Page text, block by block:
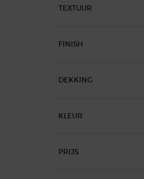
TEXTUUR
FINISH
DEKKING
KLEUR
PRIJS